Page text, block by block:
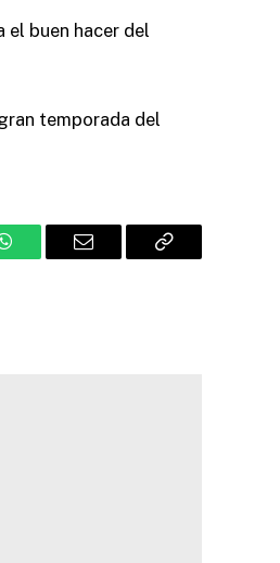
el buen hacer del
temporada del
WhatsAppEmail
Copy